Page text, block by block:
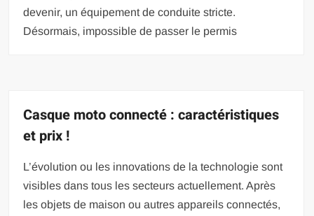
devenir, un équipement de conduite stricte.
Désormais, impossible de passer le permis
Casque moto connecté : caractéristiques
et prix !
L’évolution ou les innovations de la technologie sont
visibles dans tous les secteurs actuellement. Après
les objets de maison ou autres appareils connectés,